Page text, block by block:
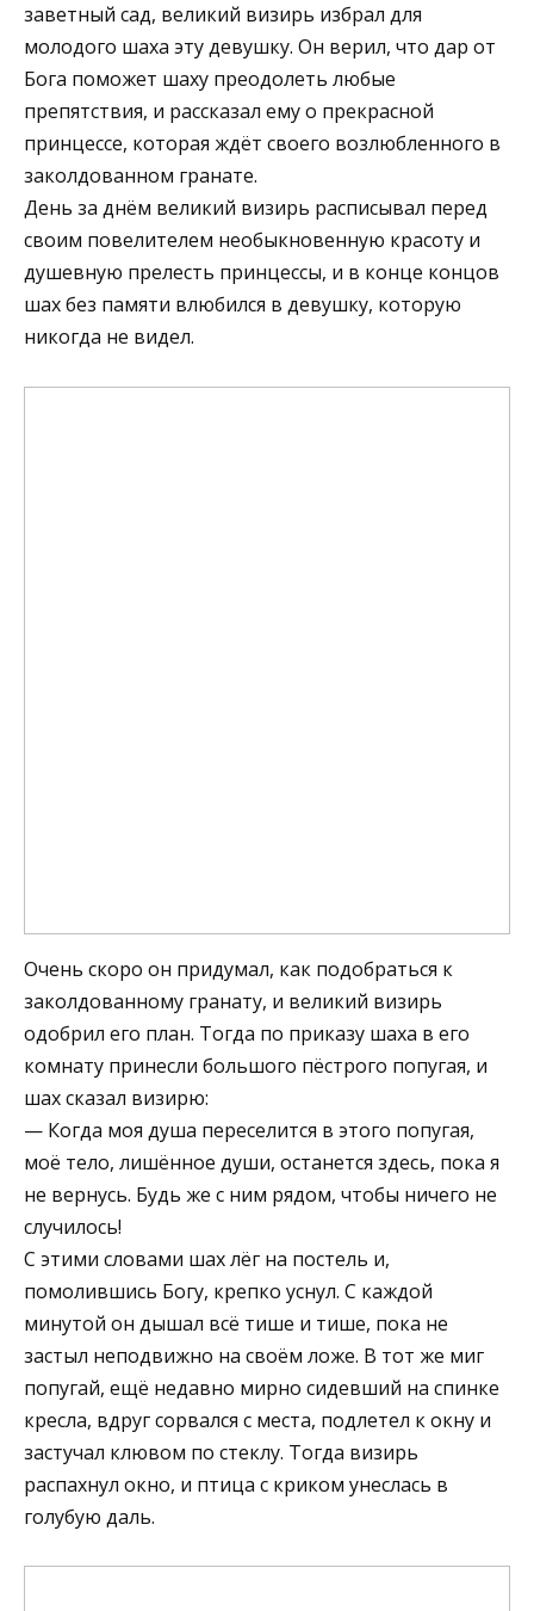
заветный сад, великий визирь избрал для
молодого шаха эту девушку. Он верил, что дар от
Бога поможет шаху преодолеть любые
препятствия, и рассказал ему о прекрасной
принцессе, которая ждёт своего возлюбленного в
заколдованном гранате.
День за днём великий визирь расписывал перед
своим повелителем необыкновенную красоту и
душевную прелесть принцессы, и в конце концов
шах без памяти влюбился в девушку, которую
никогда не видел.
Очень скоро он придумал, как подобраться к
заколдованному гранату, и великий визирь
одобрил его план. Тогда по приказу шаха в его
комнату принесли большого пёстрого попугая, и
шах сказал визирю:
— Когда моя душа переселится в этого попугая,
моё тело, лишённое души, останется здесь, пока я
не вернусь. Будь же с ним рядом, чтобы ничего не
случилось!
С этими словами шах лёг на постель и,
помолившись Богу, крепко уснул. С каждой
минутой он дышал всё тише и тише, пока не
застыл неподвижно на своём ложе. В тот же миг
попугай, ещё недавно мирно сидевший на спинке
кресла, вдруг сорвался с места, подлетел к окну и
застучал клювом по стеклу. Тогда визирь
распахнул окно, и птица с криком унеслась в
голубую даль.